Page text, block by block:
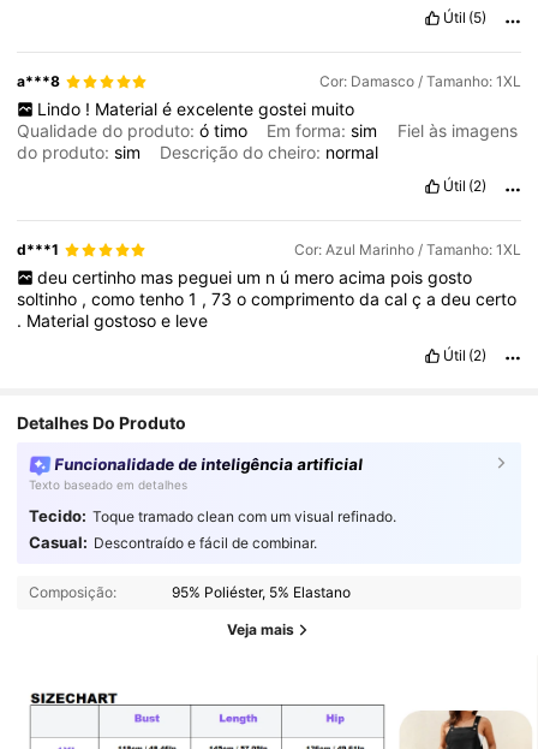
Útil (5)
a***8 Cor: Damasco / Tamanho: 1XL
Lindo ! Material é excelente gostei muito
Qualidade do produto:ótimo Em forma:sim
Fiel às imagens
do produto:sim Descrição do cheiro: normal
Útil (2)
d***1 Cor: Azul Marinho / Tamanho: 1XL
deu certinho mas peguei um n ú mero acima pois gosto
soltinho ,comotenho1 ,73ocomprimentodacalçadeucerto
. Materialgostosoe leve
Útil (2)
Detalhes Do Produto
Funcionalidade de inteligência artificial
Texto baseado em detalhes
Tecido: Toque tramado clean com um visual refinado.
Casual: Descontraído e fácil de combinar.
Composição: 95% Poliéster, 5% Elastano
Veja mais